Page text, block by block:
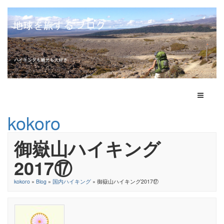
Toggle
kokoro
御嶽山ハイキング
2017⑰
kokoro » Blog » 国内ハイキング » 御嶽山ハイキング2017⑰